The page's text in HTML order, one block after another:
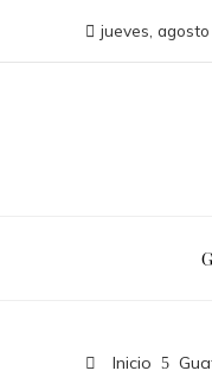
jueves,
Inicio